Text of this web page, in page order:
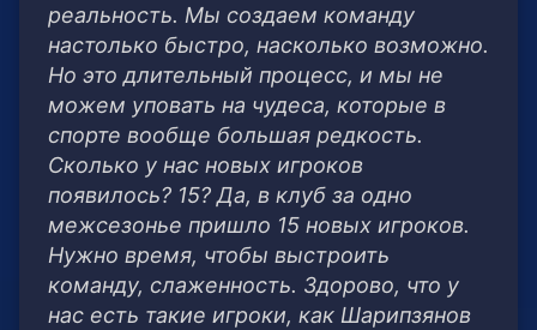
реальность. Мы создаем команду
настолько быстро, насколько возможно.
Но это длительный процесс, и мы не
можем уповать на чудеса, которые в
спорте вообще большая редкость.
Сколько у нас новых игроков
появилось? 15? Да, в клуб за одно
межсезонье пришло 15 новых игроков.
Нужно время, чтобы выстроить
команду, слаженность. Здорово, что у
нас есть такие игроки, как Шарипзянов